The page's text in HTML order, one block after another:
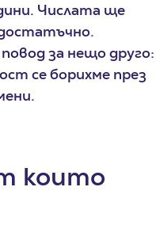
Числата ще
за нещо друго:
се борихме през
които